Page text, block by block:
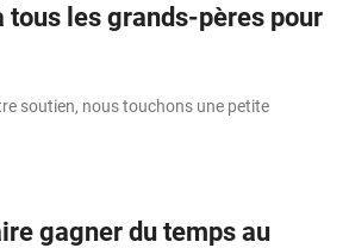
les grands-pères pour
soutien, nous touchons une petite
gagner du temps au